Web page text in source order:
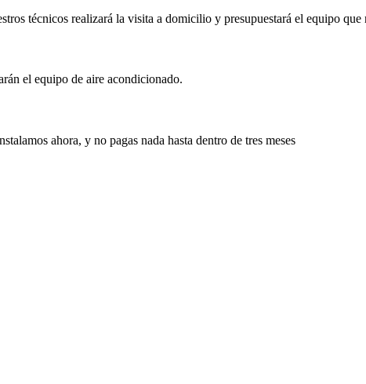
técnicos realizará la visita a domicilio y presupuestará el equipo que
el equipo de aire acondicionado.
ahora, y no pagas nada hasta dentro de tres meses